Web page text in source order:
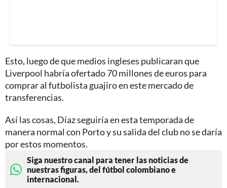
Esto, luego de que medios ingleses publicaran que
Liverpool habría ofertado 70 millones de euros para
comprar al futbolista guajiro en este mercado de
transferencias.
Así las cosas, Díaz seguiría en esta temporada de
manera normal con Porto y su salida del club no se daría
por estos momentos.
Siga nuestro canal para tener las noticias de
nuestras figuras, del fútbol colombiano e
internacional.